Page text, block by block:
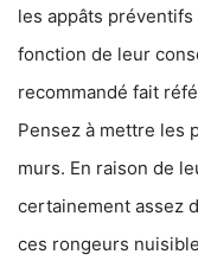
les appâts
fonction de leur
recommandé fait
Pensez à mettre les
murs. En raison de
certainement assez
ces rongeurs